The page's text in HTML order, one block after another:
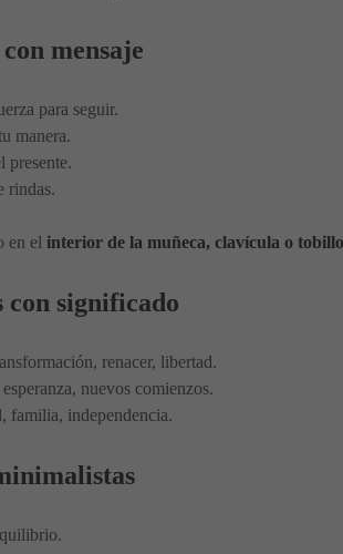
mensaje
para seguir.
manera.
presente.
rindas.
en el interior de la muñeca, clavícula o tobillo
con significado
renacer, libertad.
nuevos comienzos.
familia, independencia.